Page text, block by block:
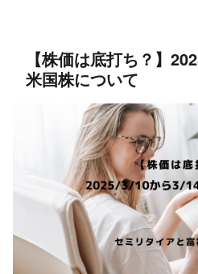
【株価は底打ち？】
米国株について